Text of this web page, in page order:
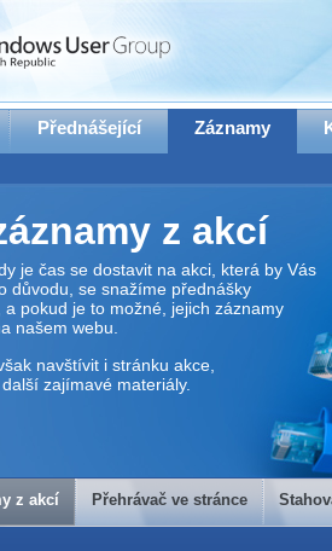
Přednášející Záznamy
z akcí
je čas se dostavit na akci, která by Vás
důvodu, se snažíme přednášky
a pokud je to možné, jejich záznamy
našem webu.
navštívit i stránku akce,
zajímavé materiály.
ve stránce
z akcí Přehrávač ve stránce